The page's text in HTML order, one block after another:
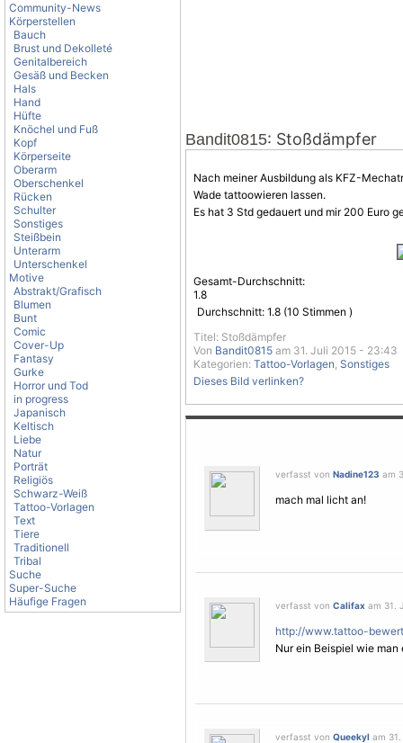
Community-News
Körperstellen
Bauch
Brust und Dekolleté
Genitalbereich
Gesäß und Becken
Hals
Hand
Hüfte
Knöchel und Fuß
Kopf
Körperseite
Oberarm
Oberschenkel
Rücken
Schulter
Sonstiges
Steißbein
Unterarm
Unterschenkel
Motive
Abstrakt/Grafisch
Blumen
Bunt
Comic
Cover-Up
Fantasy
Gurke
Horror und Tod
in progress
Japanisch
Keltisch
Liebe
Natur
Porträt
Religiös
Schwarz-Weiß
Tattoo-Vorlagen
Text
Tiere
Traditionell
Tribal
Suche
Super-Suche
Häufige Fragen
Bandit0815: Stoßdämpfer
Nach meiner Ausbildung als KFZ-
Wade tattoowieren lassen.
Es hat 3 Std gedauert und mir 200 Euro
Gesamt-Durchschnitt:
1.8
Durchschnitt: 1.8 (10 Stimmen )
Titel: Stoßdämpfer
Von Bandit0815 am 31. Juli 2015 - 23:43
Kategorien: Tattoo-Vorlagen, Sonstiges
Dieses Bild verlinken?
verfasst von Nadine123 am
mach mal licht an!
verfasst von Califax am 31.
http://www.tattoo-
Nur ein Beispiel wie man
verfasst von Queekyl am